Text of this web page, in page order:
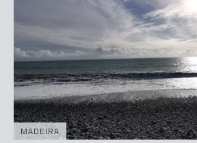
MADEIRA